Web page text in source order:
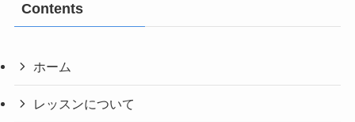
Contents
ホーム
レッスンについて